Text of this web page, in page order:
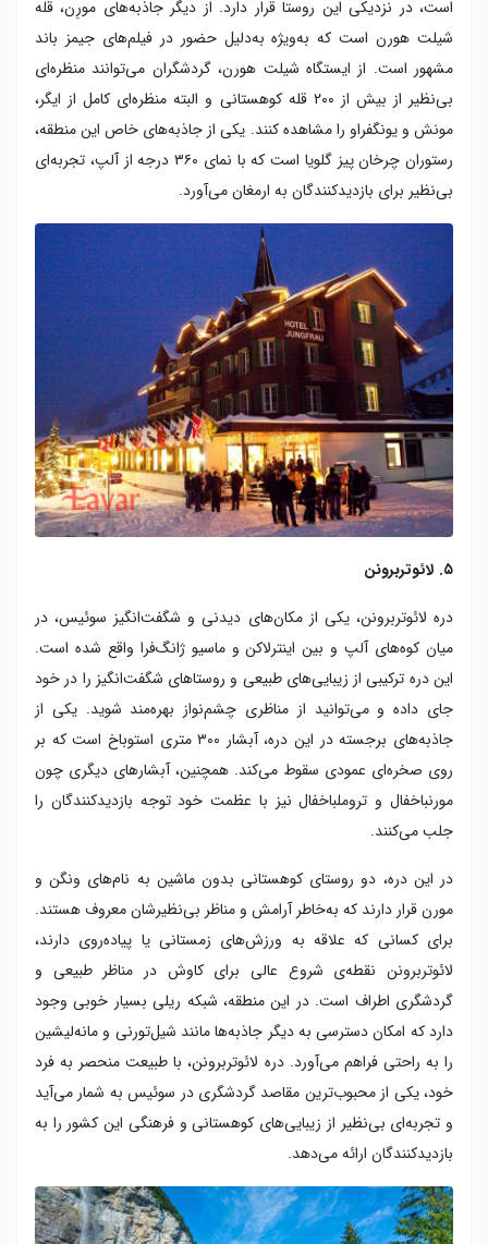
است، در نزدیکی این روستا قرار دارد. از دیگر جاذبه‌های مورِن، قله
شیلت هورن است که به‌ویژه به‌دلیل حضور در فیلم‌های جیمز باند
مشهور است. از ایستگاه شیلت هورن، گردشگران می‌توانند منظره‌ای
بی‌نظیر از بیش از ۲۰۰ قله کوهستانی و البته منظره‌ای کامل از ایگر،
مونش و یونگفراو را مشاهده کنند. یکی از جاذبه‌های خاص این منطقه،
رستوران چرخان پیز گلویا است که با نمای ۳۶۰ درجه از آلپ، تجربه‌ای
بی‌نظیر برای بازدیدکنندگان به ارمغان می‌آورد.
۵. لائوتربرونن
دره لائوتربرونن، یکی از مکان‌های دیدنی و شگفت‌انگیز سوئیس، در
میان کوه‌های آلپ و بین اینترلاکن و ماسیو ژانگ‌فرا واقع شده است.
این دره ترکیبی از زیبایی‌های طبیعی و روستاهای شگفت‌انگیز را در خود
جای داده و می‌توانید از مناظری چشم‌نواز بهره‌مند شوید. یکی از
جاذبه‌های برجسته در این دره، آبشار ۳۰۰ متری استوباخ است که بر
روی صخره‌ای عمودی سقوط می‌کند. همچنین، آبشارهای دیگری چون
مورنباخفال و تروملباخفال نیز با عظمت خود توجه بازدیدکنندگان را
جلب می‌کنند.
در این دره، دو روستای کوهستانی بدون ماشین به نام‌های ونگن و
مورن قرار دارند که به‌خاطر آرامش و مناظر بی‌نظیرشان معروف هستند.
برای کسانی که علاقه به ورزش‌های زمستانی یا پیاده‌روی دارند،
لائوتربرونن نقطه‌ی شروع عالی برای کاوش در مناظر طبیعی و
گردشگری اطراف است. در این منطقه، شبکه ریلی بسیار خوبی وجود
دارد که امکان دسترسی به دیگر جاذبه‌ها مانند شیل‌تورنی و مانه‌لیشین
را به راحتی فراهم می‌آورد. دره لائوتربرونن، با طبیعت منحصر به فرد
خود، یکی از محبوب‌ترین مقاصد گردشگری در سوئیس به شمار می‌آید
و تجربه‌ای بی‌نظیر از زیبایی‌های کوهستانی و فرهنگی این کشور را به
بازدیدکنندگان ارائه می‌دهد.